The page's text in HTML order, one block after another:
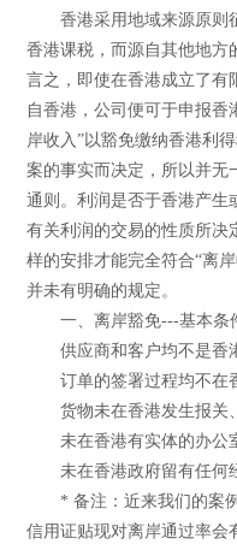
香港采用地域来源原则
香港课税，而源自其他地方
言之，即使在香港成立了有
自香港，公司便可于申报香
岸收入”以豁免缴纳香港利
案的事实而决定，所以并无
通则。利润是否于香港产生
有关利润的交易的性质所决
样的安排才能完全符合“离
并未有明确的规定。
一、离岸豁免---基本条
供应商和客户均不是香
订单的签署过程均不在
货物未在香港发生报关
未在香港有实体的办公
未在香港政府留有任何经
* 备注：近来我们的案例
信用证贴现对离岸通过率会